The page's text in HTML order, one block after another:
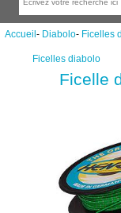
Accueil- Diabolo- Ficelles
Ficelles diabolo
Ficelle